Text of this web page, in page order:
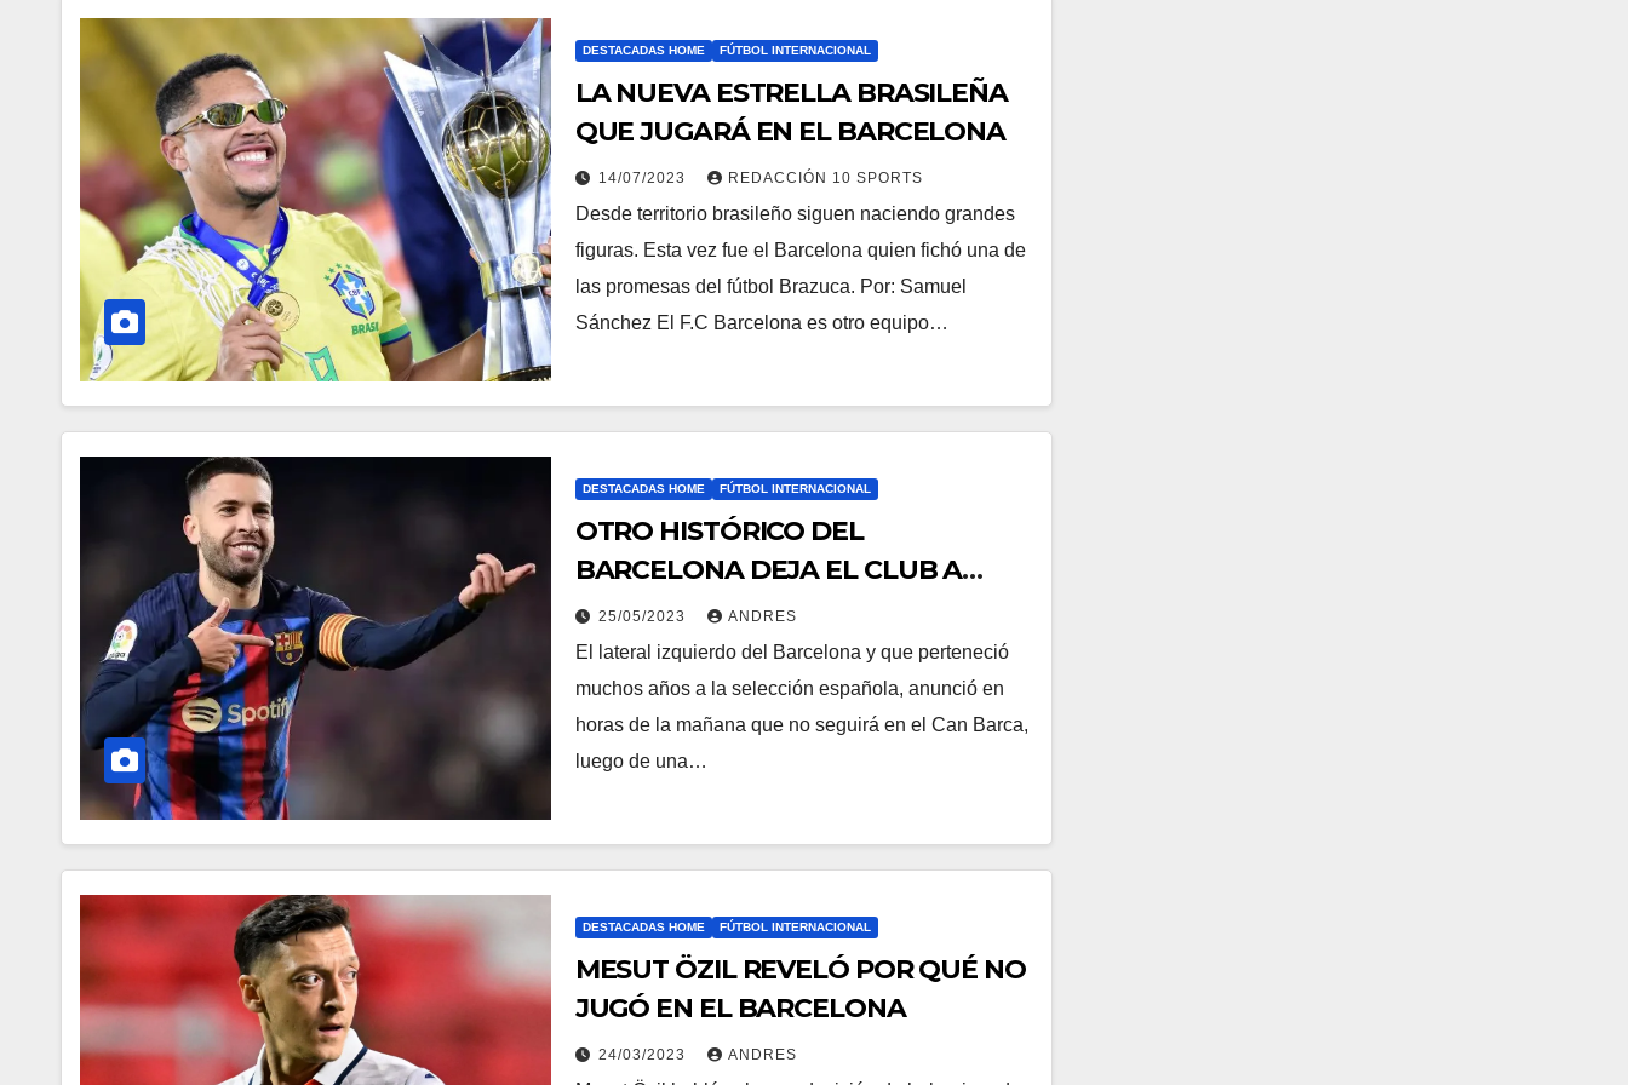
DESTACADAS HOME FÚTBOL INTERNACIONAL
LA NUEVA ESTRELLA BRASILEÑA
QUE JUGARÁ EN EL BARCELONA
14/07/2023 REDACCIÓN 10 SPORTS
Desde territorio brasileño siguen naciendo grandes
figuras. Esta vez fue el Barcelona quien fichó una de
las promesas del fútbol Brazuca. Por: Samuel
Sánchez El F.C Barcelona es otro equipo…
DESTACADAS HOME FÚTBOL INTERNACIONAL
OTRO HISTÓRICO DEL
BARCELONA DEJA EL CLUB A
FINAL DE TEMPORADA
25/05/2023 ANDRES
El lateral izquierdo del Barcelona y que perteneció
muchos años a la selección española, anunció en
horas de la mañana que no seguirá en el Can Barca,
luego de una…
DESTACADAS HOME FÚTBOL INTERNACIONAL
MESUT ÖZIL REVELÓ POR QUÉ NO
JUGÓ EN EL BARCELONA
24/03/2023 ANDRES